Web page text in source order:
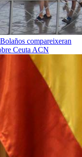
compareixeran
Ceuta ACN